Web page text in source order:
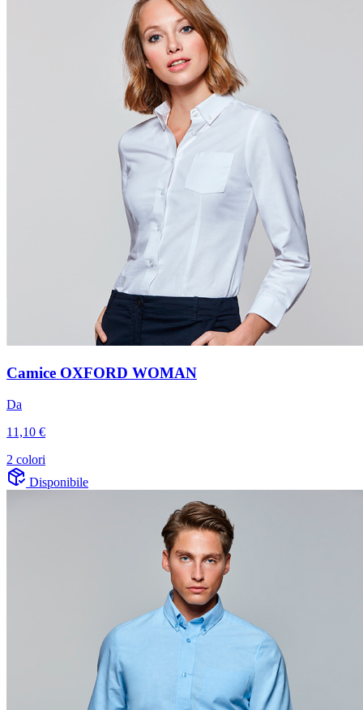
Camice OXFORD WOMAN
Da
11,10 €
2 colori
Disponibile